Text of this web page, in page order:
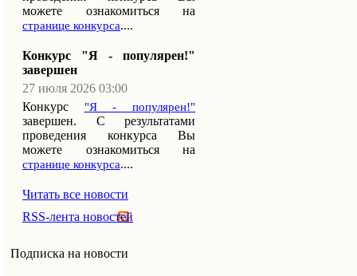
можете ознакомиться на
странице конкурса....
Конкурс "Я - популярен!"
завершен
27 июля 2026 03:00
Конкурс
"Я - популярен!"
завершен. С результатами
проведения конкурса Вы
можете ознакомиться на
странице конкурса....
Читать все новости
RSS-лента новостей
Подписка на новости